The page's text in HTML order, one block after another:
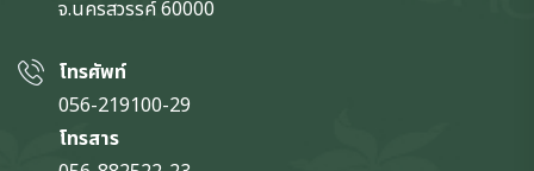
จ.นครสวรรค์60000
โทรศัพท์
056-219100-29
โทรสาร